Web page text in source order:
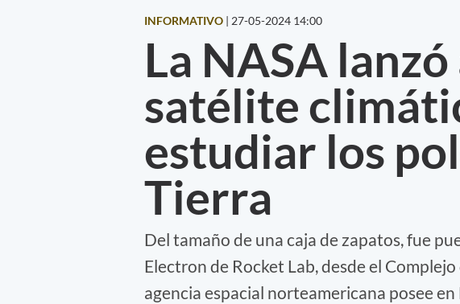
INFORMATIVO | 27-05-2024 14:00
La NASA
satélite
estudiar los
Tierra
Del tamaño de una caja de zapatos, fue
Electron de Rocket Lab, desde el
agencia espacial norteamericana posee